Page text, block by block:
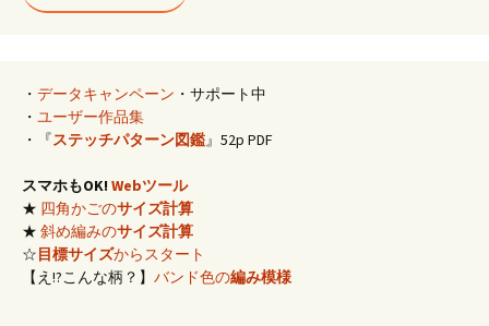
・ データキャンペーン ・サポート中
・ ユーザー作品集
・『ステッチパターン図鑑』52p PDF
スマホもOK! Webツール
★ 四角かごのサイズ計算
★ 斜め編みのサイズ計算
☆目標サイズからスタート
【え!?こんな柄？】 バンド色の編み模様